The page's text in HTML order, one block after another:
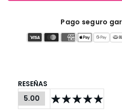
Pago seguro
RESEÑAS
5.00